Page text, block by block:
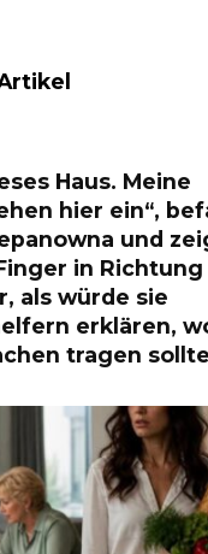
Haus. Meine
hier ein“,
und
in Richtung
als würde sie
erklären,
tragen